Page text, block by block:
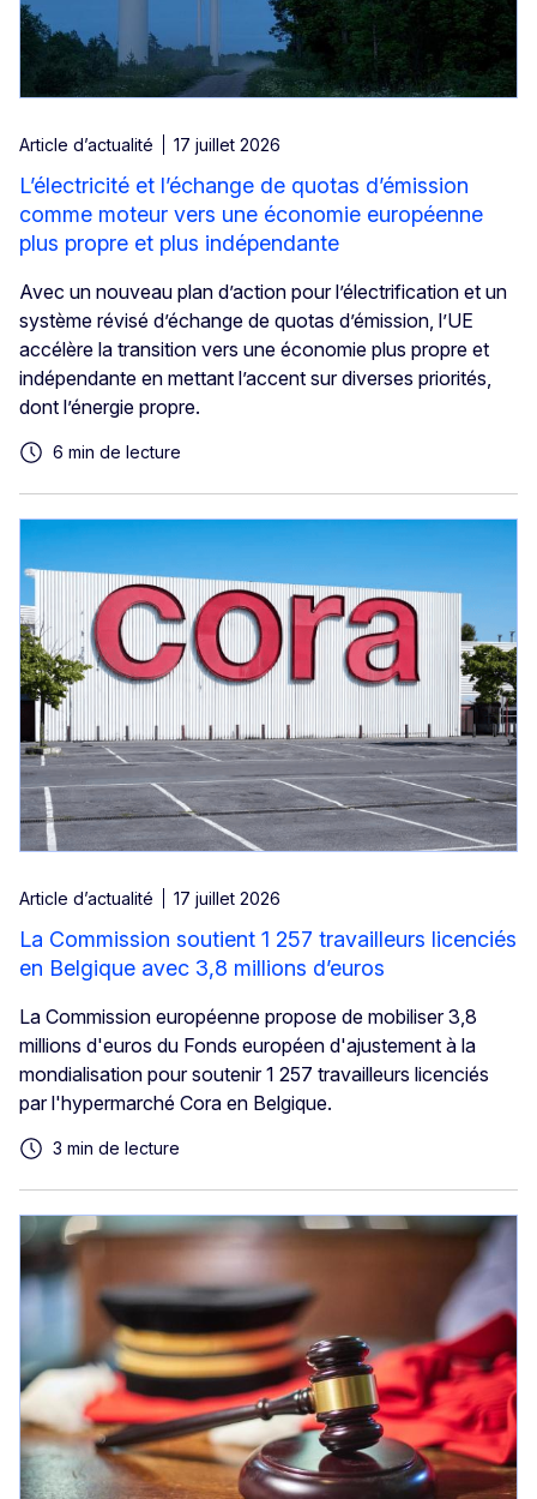
Article d’actualité 17 juillet 2026
L’électricité et l’échange de quotas d’émission
comme moteur vers une économie européenne
plus propre et plus indépendante
Avec un nouveau plan d’action pour l’électrification et un
système révisé d’échange de quotas d’émission, l’UE
accélère la transition vers une économie plus propre et
indépendante en mettant l’accent sur diverses priorités,
dont l’énergie propre.
6 min de lecture
Article d’actualité 17 juillet 2026
La Commission soutient 1 257 travailleurs licenciés
en Belgique avec 3,8 millions d’euros
La Commission européenne propose de mobiliser 3,8
millions d'euros du Fonds européen d'ajustement à la
mondialisation pour soutenir 1 257 travailleurs licenciés
par l'hypermarché Cora en Belgique.
3 min de lecture